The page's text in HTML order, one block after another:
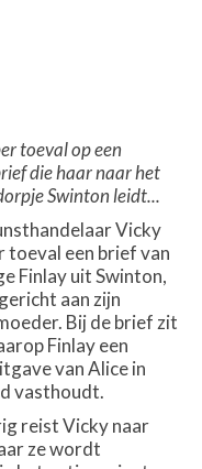
toeval op een
die haar naar het
Swinton leidt...
Vicky
toeval een brief van
Finlay uit Swinton,
aan zijn
Bij de brief zit
Finlay een
van Alice in
vasthoudt.
reist Vicky naar
ze wordt